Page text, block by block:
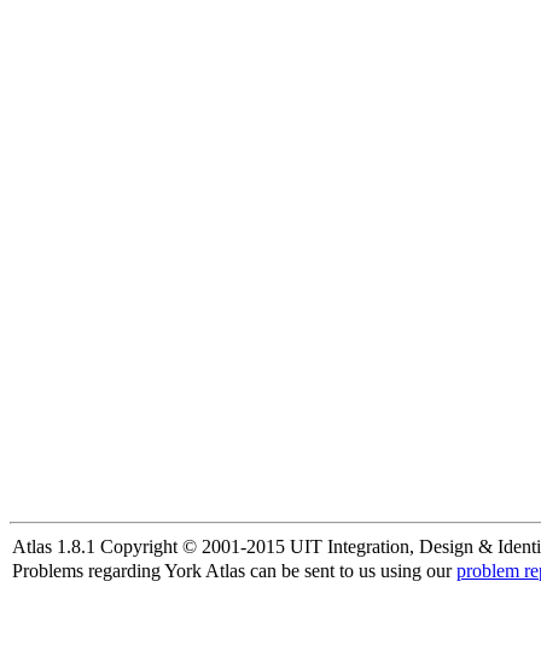
Atlas 1.8.1 Copyright © 2001-2015 UIT Integration, Design &
Problems regarding York Atlas can be sent to us using ourproblem